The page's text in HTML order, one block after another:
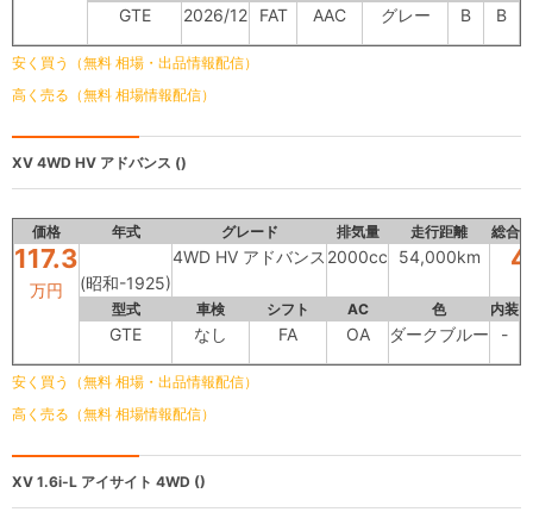
GTE 2026/12 FAT AAC グレー B B
安く買う（無料 相場・出品情報配信）
高く売る（無料 相場情報配信）
XV 4WD HV アドバンス ()
価格 年式 グレード 排気量 走行距離 総合
117.3
万円 (昭和-1925)
4WD HV アドバンス 2000cc 54,000km 4
型式 車検 シフト AC 色 内装
GTE なし FA OA ダークブルー -
安く買う（無料 相場・出品情報配信）
高く売る（無料 相場情報配信）
XV 1.6i-L アイサイト 4WD ()